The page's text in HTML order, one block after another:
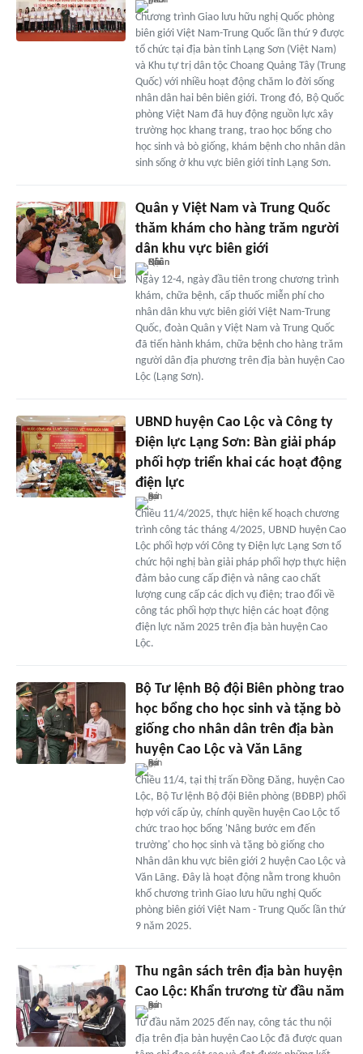
Chương trình Giao lưu hữu nghị Quốc phòng
biên giới Việt Nam-Trung Quốc lần thứ 9 được
tổ chức tại địa bàn tỉnh Lạng Sơn (Việt Nam)
và Khu tự trị dân tộc Choang Quảng Tây (Trung
Quốc) với nhiều hoạt động chăm lo đời sống
nhân dân hai bên biên giới. Trong đó, Bộ Quốc
phòng Việt Nam đã huy động nguồn lực xây
trường học khang trang, trao học bổng cho
học sinh và bò giống, khám bệnh cho nhân dân
sinh sống ở khu vực biên giới tỉnh Lạng Sơn.
Quân y Việt Nam và Trung Quốc
thăm khám cho hàng trăm người
dân khu vực biên giới
Ngày 12-4, ngày đầu tiên trong chương trình
khám, chữa bệnh, cấp thuốc miễn phí cho
nhân dân khu vực biên giới Việt Nam-Trung
Quốc, đoàn Quân y Việt Nam và Trung Quốc
đã tiến hành khám, chữa bệnh cho hàng trăm
người dân địa phương trên địa bàn huyện Cao
Lộc (Lạng Sơn).
UBND huyện Cao Lộc và Công ty
Điện lực Lạng Sơn: Bàn giải pháp
phối hợp triển khai các hoạt động
điện lực
Chiều 11/4/2025, thực hiện kế hoạch chương
trình công tác tháng 4/2025, UBND huyện Cao
Lộc phối hợp với Công ty Điện lực Lạng Sơn tổ
chức hội nghị bàn giải pháp phối hợp thực hiện
đảm bảo cung cấp điện và nâng cao chất
lượng cung cấp các dịch vụ điện; trao đổi về
công tác phối hợp thực hiện các hoạt động
điện lực năm 2025 trên địa bàn huyện Cao
Lộc.
Bộ Tư lệnh Bộ đội Biên phòng trao
học bổng cho học sinh và tặng bò
giống cho nhân dân trên địa bàn
huyện Cao Lộc và Văn Lãng
Chiều 11/4, tại thị trấn Đồng Đăng, huyện Cao
Lộc, Bộ Tư lệnh Bộ đội Biên phòng (BĐBP) phối
hợp với cấp ủy, chính quyền huyện Cao Lộc tổ
chức trao học bổng 'Nâng bước em đến
trường' cho học sinh và tặng bò giống cho
Nhân dân khu vực biên giới 2 huyện Cao Lộc và
Văn Lãng. Đây là hoạt động nằm trong khuôn
khổ chương trình Giao lưu hữu nghị Quốc
phòng biên giới Việt Nam - Trung Quốc lần thứ
9 năm 2025.
Thu ngân sách trên địa bàn huyện
Cao Lộc: Khẩn trương từ đầu năm
Từ đầu năm 2025 đến nay, công tác thu nội
địa trên địa bàn huyện Cao Lộc đã được quan